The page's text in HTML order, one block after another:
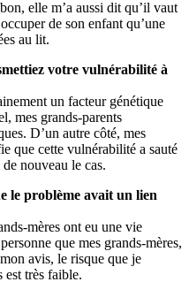
elle m’a aussi dit qu’il vaut
de son enfant qu’une
au lit.
votre vulnérabilité à
un facteur génétique
mes grands-parents
D’un autre côté, mes
que cette vulnérabilité a sauté
de nouveau le cas.
le problème avait un lien
mères ont eu une vie
que mes grands-mères,
avis, le risque que je
est très faible.